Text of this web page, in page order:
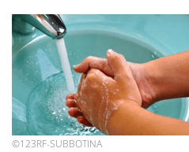
©123RF-SUBBOTINA